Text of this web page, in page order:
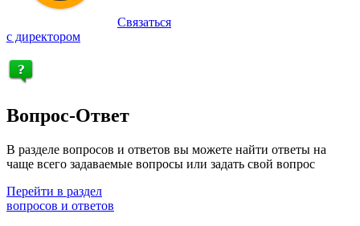
Связаться
с директором
Вопрос-Ответ
В разделе вопросов и ответов вы можете найти ответы на
чаще всего задаваемые вопросы или задать свой вопрос
Перейти в раздел
вопросов и ответов